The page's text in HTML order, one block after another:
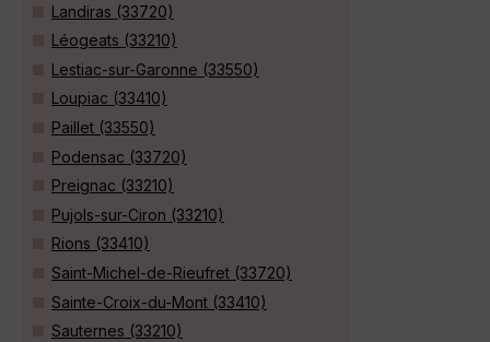
Landiras (33720)
Léogeats (33210)
Lestiac-sur-Garonne (33550)
Loupiac (33410)
Paillet (33550)
Podensac (33720)
Preignac (33210)
Pujols-sur-Ciron (33210)
Rions (33410)
Saint-Michel-de-Rieufret (33720)
Sainte-Croix-du-Mont (33410)
Sauternes (33210)